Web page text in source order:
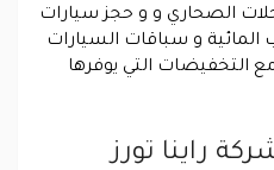
الصحاري و و حجز سيارات
المائية و سباقات السيارات
التخفيضات التي يوفرها
راينا تورز